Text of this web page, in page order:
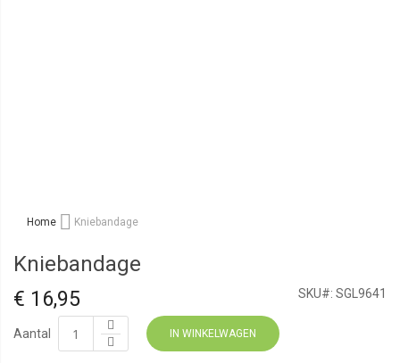
Home Kniebandage
Kniebandage
SKU#: SGL9641
€ 16,95
Aantal IN WINKELWAGEN